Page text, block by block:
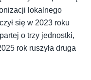
lokalnego
się w 2023 roku
o trzy jednostki,
rok ruszyła druga